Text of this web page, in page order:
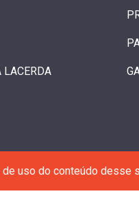
LACERDA
uso do conteúdo desse